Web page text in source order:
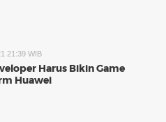
21:39 WIB
Harus Bikin Game
Huawei